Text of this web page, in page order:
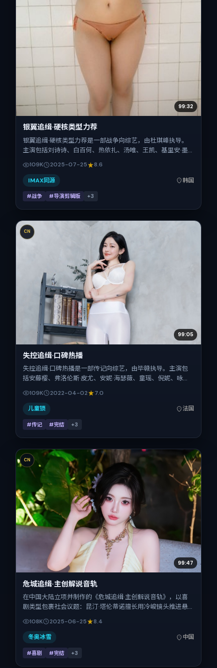
99:32
银翼追缉·硬核类型力荐
银翼追缉·硬核类型力荐是一部战争向综艺，由杜琪峰执导。
主演包括刘诗诗、白百何、热依扎、汤唯、王凯、基里安·墨
面，首映日期 2025-07-25，正片时长128分钟。
109K 2025-07-25 8.6
IMAX同源 韩国
#战争 #导演剪辑版 +3
CN
99:05
失控追缉·口碑热播
失控追缉·口碑热播是一部传记向综艺，由毕赣执导。主演包
括安藤樱、弗洛伦斯·皮尤、安妮·海瑟薇、童瑶、倪妮、咏
梅。作品主要在法国取景与发行，2022年春季档与观众见
面，首映日期 2022-04-02，正片时长176分钟。
109K 2022-04-02 7.0
儿童锁 法国
#传记 #完结 +3
CN
99:47
危城追缉·主创解说音轨
在中国大陆立项并制作的《危城追缉·主创解说音轨》，以喜
剧类型包裹社会议题：昆汀·塔伦蒂诺擅长用冷峻镜头推进悬
一。上映时间：2025-06-25；片长148分钟；适合关注现实
质感与类型片结构的观众。
108K 2025-06-25 8.4
冬奥冰雪 中国
#喜剧 #完结 +3